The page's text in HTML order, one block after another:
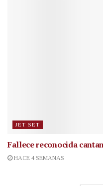
JET SET
Fallece reconocida
HACE 4 SEMANAS